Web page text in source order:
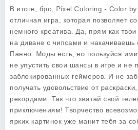
В итоге, бро, Pixel Coloring - Color
отличная игра, которая позволяет
немного креатива. Да, прям как
на диване с чипсами и накачиваешь
Панно. Моды есть, но пользуйся
не упустить свои шансы в игре и не
заблокированных геймеров. И не
получать удовольствие от
рекордами. Так что хватай свой
приключениям! Творчество
ярких картинок уже манит тебя за